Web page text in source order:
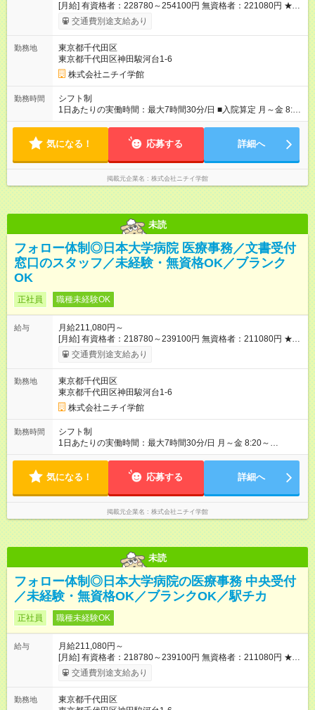
[月給] 有資格者：228780～254100円 無資格者：221080円 ★賞
与あり 年2回（業績による 初年度1回） ★キャリアアップ制度
あり 進級により給与がアップします！ 【試用期間】試用期間あ
す。
交通費別途支給あり
勤務地
東京都千代田区
東京都千代田区神田駿河台1-6
株式会社ニチイ学館
勤務時間
シフト制
1日あたりの実働時間：最大7時間30分/日 ■入院算定 月～金 8:10
～16:40（休憩60分） 8:20～16:50（休憩60分） 8:40～
13:50（休憩なし） 8:40～14:10（休憩なし） ※上記時間帯や曜
気になる！ 応募する 詳細へ
掲載元企業名 株式会社ニチイ学館
未読
フォロー体制◎日本大学病院 医療事務／文書受付
窓口のスタッフ／未経験・無資格OK／ブランク
OK
正社員 職種未経験OK
給与
月給211,080円～
[月給] 有資格者：218780～239100円 無資格者：211080円 ★賞
与あり 年2回（業績による 初年度1回） ★キャリアアップ制度
あり 進級により給与がアップします！ 【試用期間】試用期間あ
す。
交通費別途支給あり
勤務地
東京都千代田区
東京都千代田区神田駿河台1-6
株式会社ニチイ学館
勤務時間
シフト制
1日あたりの実働時間：最大7時間30分/日 月～金 8:20～
16:50（休憩60分） 8:40～17:10（休憩60分） 土 8:20～
日の中で、週5日勤務のシフト制 ※配属先や業務の都合により、
気になる！ 応募する 詳細へ
掲載元企業名 株式会社ニチイ学館
未読
フォロー体制◎日本大学病院の医療事務 中央受付
／未経験・無資格OK／ブランクOK／駅チカ
正社員 職種未経験OK
給与
月給211,080円～
[月給] 有資格者：218780～239100円 無資格者：211080円 ★賞
与あり 年2回（業績による 初年度1回） ★キャリアアップ制度
あり 進級により給与がアップします！ 【試用期間】試用期間あ
す。
交通費別途支給あり
勤務地
東京都千代田区